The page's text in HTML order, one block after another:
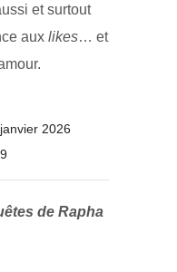
et surtout
aux likes… et
2026
de Rapha